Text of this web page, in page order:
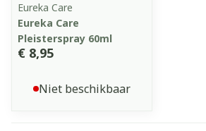
Eureka Care
Eureka Care
Pleisterspray 60ml
€ 8,95
Niet beschikbaar